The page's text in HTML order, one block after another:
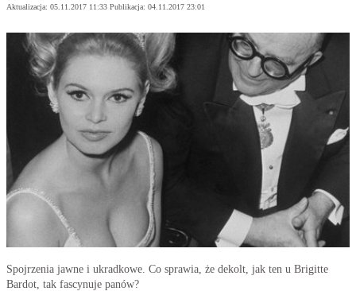
Aktualizacja: 05.11.2017 11:33 Publikacja: 04.11.2017 23:01
Spojrzenia jawne i ukradkowe. Co sprawia, że dekolt, jak ten u Brigitte
Bardot, tak fascynuje panów?